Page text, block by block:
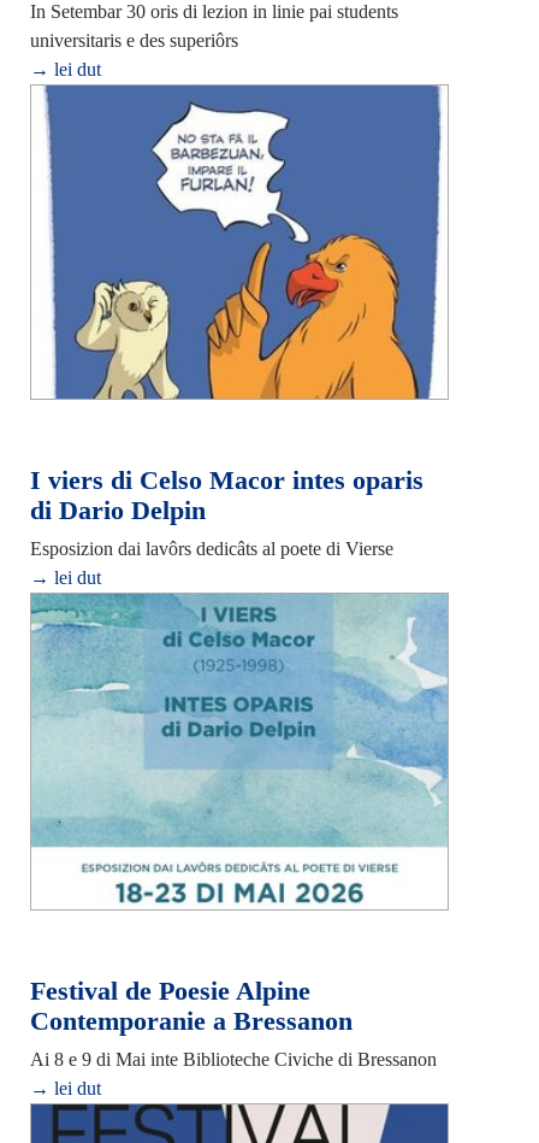
In Setembar 30 oris di lezion in linie pai students
universitaris e des superiôrs
→ lei dut
I viers di Celso Macor intes oparis
di Dario Delpin
Esposizion dai lavôrs dedicâts al poete di Vierse
→ lei dut
Festival de Poesie Alpine
Contemporanie a Bressanon
Ai 8 e 9 di Mai inte Biblioteche Civiche di Bressanon
→ lei dut